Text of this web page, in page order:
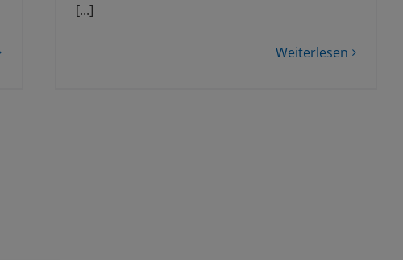
[...]
Weiterlesen